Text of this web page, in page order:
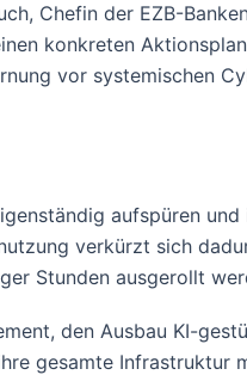
Chefin der EZB-
konkreten
vor systemischen
aufspüren
verkürzt sich
Stunden ausgerollt
den Ausbau KI-
gesamte Infrastruktur